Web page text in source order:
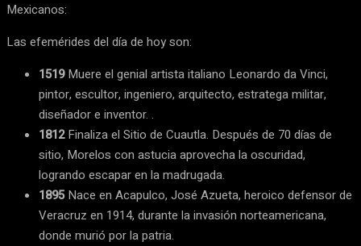
Mexicanos:
Las efemérides del día de hoy son:
1519Muere el genial artista italiano Leonardo da Vinci,
pintor, escultor, ingeniero, arquitecto, estratega militar,
diseñador e inventor. .
1812Finaliza el Sitio de Cuautla. Después de 70 días de
sitio, Morelos con astucia aprovecha la oscuridad,
logrando escapar en la madrugada.
1895Nace en Acapulco, José Azueta, heroico defensor de
Veracruz en 1914, durante la invasión norteamericana,
donde murió por la patria.